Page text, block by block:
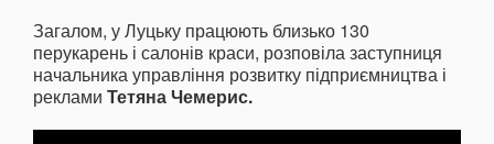
Загалом, у Луцьку працюють близько 130
перукарень і салонів краси, розповіла заступниця
начальника управління розвитку підприємництва і
реклами Тетяна Чемерис.